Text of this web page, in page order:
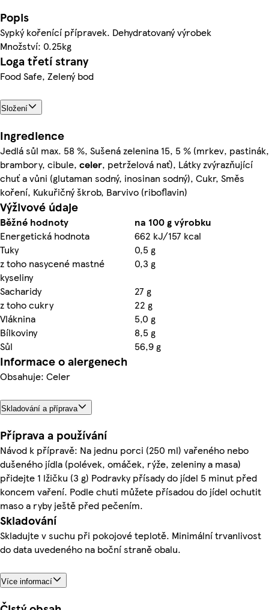
Popis
Sypký kořenící přípravek. Dehydratovaný výrobek
Množství: 0.25kg
Loga třetí strany
Food Safe, Zelený bod
Složení
Ingredience
Jedlá sůl max. 58 %, Sušená zelenina 15, 5 % (mrkev, pastinák,
brambory, cibule, celer, petrželová nať), Látky zvýrazňující
chuť a vůni (glutaman sodný, inosinan sodný), Cukr, Směs
koření, Kukuřičný škrob, Barvivo (riboflavin)
Výživové údaje
Běžné hodnoty
na 100 g výrobku
Energetická hodnota
662 kJ/157 kcal
Tuky
0,5 g
z toho nasycené mastné
kyseliny
0,3 g
Sacharidy
27 g
z toho cukry
22 g
Vláknina
5,0 g
Bílkoviny
8,5 g
Sůl
56,9 g
Informace o alergenech
Obsahuje: Celer
Skladování a příprava
Příprava a používání
Návod k přípravě: Na jednu porci (250 ml) vařeného nebo
dušeného jídla (polévek, omáček, rýže, zeleniny a masa)
přidejte 1 lžičku (3 g) Podravky přísady do jídel 5 minut před
koncem vaření. Podle chuti můžete přísadou do jídel ochutit
maso a ryby ještě před pečením.
Skladování
Skladujte v suchu při pokojové teplotě. Minimální trvanlivost
do data uvedeného na boční straně obalu.
Více informací